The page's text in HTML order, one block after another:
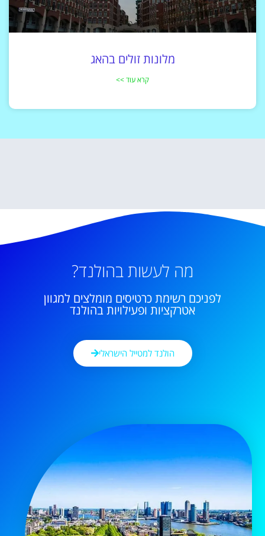
מלונות זולים בהאג
קרא עוד >>
מה לעשות בהולנד?
לפניכם רשימת כרטיסים מומלצים למגוון
אטרקציות ופעילויות בהולנד
הולנד למטייל הישראלי